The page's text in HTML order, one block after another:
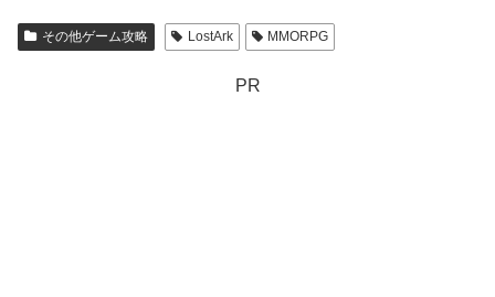
その他ゲーム攻略 LostArk MMORPG
PR